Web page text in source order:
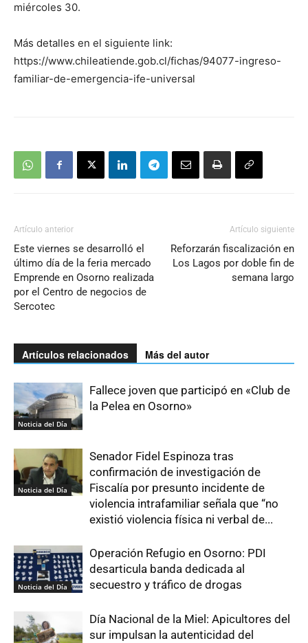
miércoles 30.
Más detalles en el siguiente link:
https://www.chileatiende.gob.cl/fichas/94077-ingreso-
familiar-de-emergencia-ife-universal
Artículo anterior
Este viernes se desarrolló el
último día de la feria mercado
Emprende en Osorno realizada
por el Centro de negocios de
Sercotec
Artículo siguiente
Reforzarán fiscalización en
Los Lagos por doble fin de
semana largo
Artículos relacionados Más del autor
Noticia del Día
Fallece joven que participó en «Club de
la Pelea en Osorno»
Noticia del Día
Senador Fidel Espinoza tras
confirmación de investigación de
Fiscalía por presunto incidente de
violencia intrafamiliar señala que “no
existió violencia física ni verbal de...
Noticia del Día
Operación Refugio en Osorno: PDI
desarticula banda dedicada al
secuestro y tráfico de drogas
Día Nacional de la Miel: Apicultores del
sur impulsan la autenticidad del